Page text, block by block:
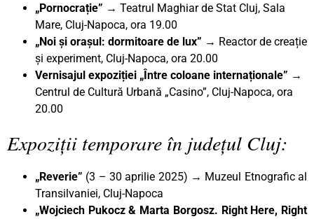
„Pornocrație” → Teatrul Maghiar de Stat Cluj, Sala
Mare, Cluj-Napoca, ora 19.00
„Noi și orașul: dormitoare de lux” → Reactor de creație
și experiment, Cluj-Napoca, ora 20.00
Vernisajul expoziției „Între coloane internaționale” →
Centrul de Cultură Urbană „Casino”, Cluj-Napoca, ora
20.00
Expoziții temporare în județul Cluj:
„Reverie” (3 – 30 aprilie 2025) → Muzeul Etnografic al
Transilvaniei, Cluj-Napoca
„Wojciech Pukocz & Marta Borgosz. Right Here, Right